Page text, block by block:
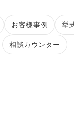
お客様事例 挙
相談カウンター